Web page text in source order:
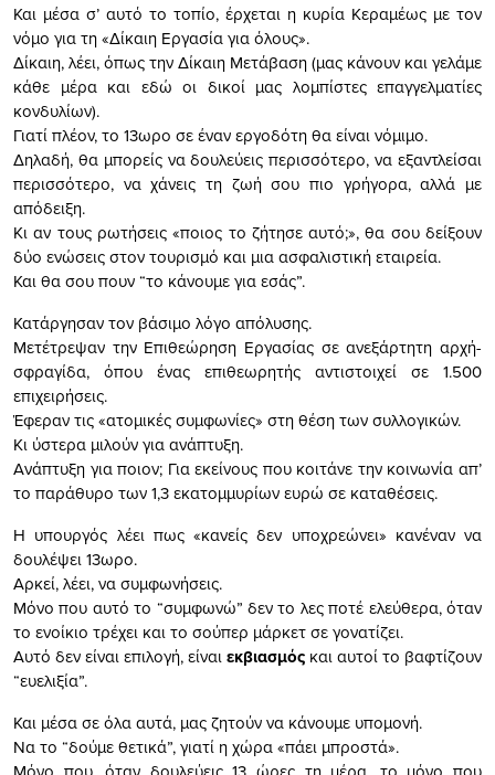
Και μέσα σ’ αυτό το τοπίο, έρχεται η κυρία Κεραμέως με τον
νόμο για τη «Δίκαιη Εργασία για όλους».
Δίκαιη, λέει, όπως την Δίκαιη Μετάβαση (μας κάνουν και γελάμε
κάθε μέρα και εδώ οι δικοί μας λομπίστες επαγγελματίες
κονδυλίων).
Γιατί πλέον, το 13ωρο σε έναν εργοδότη θα είναι νόμιμο.
Δηλαδή, θα μπορείς να δουλεύεις περισσότερο, να εξαντλείσαι
περισσότερο, να χάνεις τη ζωή σου πιο γρήγορα, αλλά με
απόδειξη.
Κι αν τους ρωτήσεις «ποιος το ζήτησε αυτό;», θα σου δείξουν
δύο ενώσεις στον τουρισμό και μια ασφαλιστική εταιρεία.
Και θα σου πουν “το κάνουμε για εσάς”.
Κατάργησαν τον βάσιμο λόγο απόλυσης.
Μετέτρεψαν την Επιθεώρηση Εργασίας σε ανεξάρτητη αρχή-
σφραγίδα, όπου ένας επιθεωρητής αντιστοιχεί σε 1.500
επιχειρήσεις.
Έφεραν τις «ατομικές συμφωνίες» στη θέση των συλλογικών.
Κι ύστερα μιλούν για ανάπτυξη.
Ανάπτυξη για ποιον; Για εκείνους που κοιτάνε την κοινωνία απ’
το παράθυρο των 1,3 εκατομμυρίων ευρώ σε καταθέσεις.
Η υπουργός λέει πως «κανείς δεν υποχρεώνει» κανέναν να
δουλέψει 13ωρο.
Αρκεί, λέει, να συμφωνήσεις.
Μόνο που αυτό το “συμφωνώ” δεν το λες ποτέ ελεύθερα, όταν
το ενοίκιο τρέχει και το σούπερ μάρκετ σε γονατίζει.
Αυτό δεν είναι επιλογή, είναιεκβιασμός και αυτοί το βαφτίζουν
“ευελιξία”.
Και μέσα σε όλα αυτά, μας ζητούν να κάνουμε υπομονή.
Να το “δούμε θετικά”, γιατί η χώρα «πάει μπροστά».